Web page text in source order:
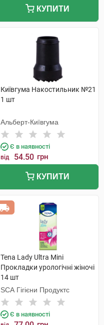
КУПИТИ
Київгума Накостильник №21
1 шт
Альберт-Київгума
Є в наявності
від 54.50 грн
КУПИТИ
Tena Lady Ultra Mini
Прокладки урологічні жіночі
14 шт
SCA Гігієни Продуктс
Є в наявності